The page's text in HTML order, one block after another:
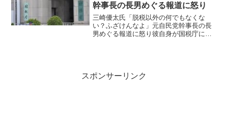
幹事長の長男めぐる報道に怒り
三崎優太氏「脱税以外の何でもなくな
い？ふざけんなよ」元自民党幹事長の長
男めぐる報道に怒り彼自身が国税庁に嵌
スポンサーリンク